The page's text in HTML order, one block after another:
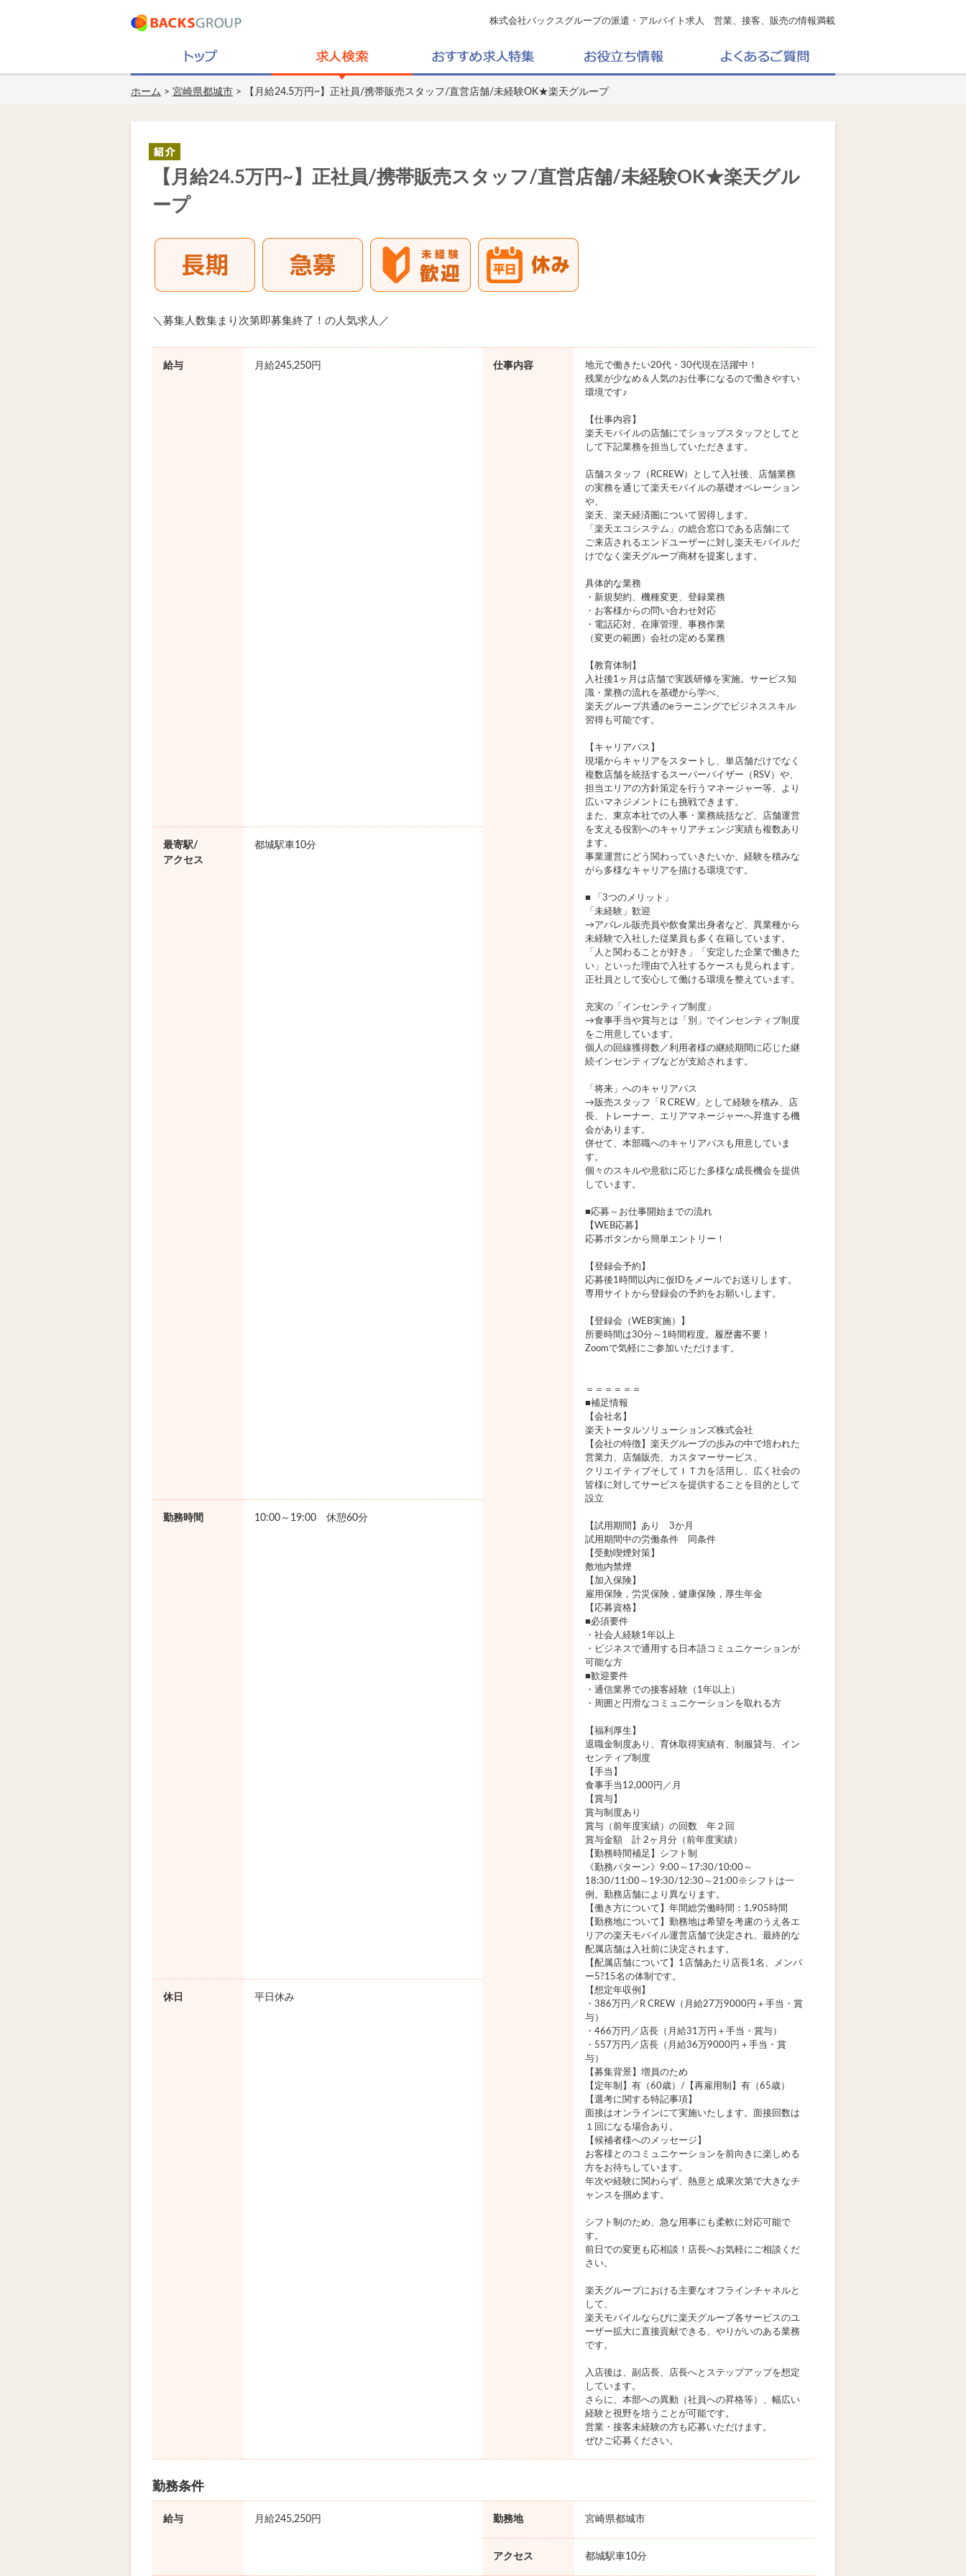
株式会社バックスグループの派遣・アルバイト求人 営業、接客、販売の情報満載
ホーム > 宮崎県都城市 > 【月給24.5万円~】正社員/携帯販売スタッフ/直営店舗/未経験OK★楽天グループ
【月給24.5万円~】正社員/携帯販売スタッフ/直営店舗/未経験OK★楽天グル
ープ
＼募集人数集まり次第即募集終了！の人気求人／
給与 月給245,250円 仕事内容
地元で働きたい20代・30代現在活躍中！
残業が少なめ＆人気のお仕事になるので働きやすい
環境です♪
【仕事内容】
楽天モバイルの店舗にてショップスタッフとしてと
して下記業務を担当していただきます。
店舗スタッフ（RCREW）として入社後、店舗業務
の実務を通じて楽天モバイルの基礎オペレーション
や、
楽天、楽天経済圏について習得します。
「楽天エコシステム」の総合窓口である店舗にて
ご来店されるエンドユーザーに対し楽天モバイルだ
けでなく楽天グループ商材を提案します。
具体的な業務
・新規契約、機種変更、登録業務
・お客様からの問い合わせ対応
・電話応対、在庫管理、事務作業
（変更の範囲）会社の定める業務
【教育体制】
入社後1ヶ月は店舗で実践研修を実施。サービス知
識・業務の流れを基礎から学べ、
楽天グループ共通のeラーニングでビジネススキル
習得も可能です。
【キャリアパス】
現場からキャリアをスタートし、単店舗だけでなく
複数店舗を統括するスーパーバイザー（RSV）や、
担当エリアの方針策定を行うマネージャー等、より
広いマネジメントにも挑戦できます。
また、東京本社での人事・業務統括など、店舗運営
を支える役割へのキャリアチェンジ実績も複数あり
ます。
事業運営にどう関わっていきたいか、経験を積みな
がら多様なキャリアを描ける環境です。
■ 「3つのメリット」
「未経験」歓迎
→アパレル販売員や飲食業出身者など、異業種から
未経験で入社した従業員も多く在籍しています。
「人と関わることが好き」「安定した企業で働きた
い」といった理由で入社するケースも見られます。
正社員として安心して働ける環境を整えています。
充実の「インセンティブ制度」
→食事手当や賞与とは「別」でインセンティブ制度
をご用意しています。
個人の回線獲得数／利用者様の継続期間に応じた継
続インセンティブなどが支給されます。
「将来」へのキャリアパス
→販売スタッフ「R CREW」として経験を積み、店
長、トレーナー、エリアマネージャーへ昇進する機
会があります。
併せて、本部職へのキャリアパスも用意していま
す。
個々のスキルや意欲に応じた多様な成長機会を提供
しています。
■応募～お仕事開始までの流れ
【WEB応募】
応募ボタンから簡単エントリー！
【登録会予約】
応募後1時間以内に仮IDをメールでお送りします。
専用サイトから登録会の予約をお願いします。
【登録会（WEB実施）】
所要時間は30分～1時間程度。履歴書不要！
Zoomで気軽にご参加いただけます。
＝＝＝＝＝＝
■補足情報
【会社名】
楽天トータルソリューションズ株式会社
【会社の特徴】楽天グループの歩みの中で培われた
営業力、店舗販売、カスタマーサービス、
クリエイティブそしてＩＴ力を活用し、広く社会の
皆様に対してサービスを提供することを目的として
設立
【試用期間】あり 3か月
試用期間中の労働条件 同条件
【受動喫煙対策】
敷地内禁煙
【加入保険】
雇用保険，労災保険，健康保険，厚生年金
【応募資格】
■必須要件
・社会人経験1年以上
・ビジネスで通用する日本語コミュニケーションが
可能な方
■歓迎要件
・通信業界での接客経験（1年以上）
・周囲と円滑なコミュニケーションを取れる方
【福利厚生】
退職金制度あり、育休取得実績有、制服貸与、イン
センティブ制度
【手当】
食事手当12,000円／月
【賞与】
賞与制度あり
賞与（前年度実績）の回数 年２回
賞与金額 計 2ヶ月分（前年度実績）
【勤務時間補足】シフト制
《勤務パターン》9:00～17:30/10:00～
18:30/11:00～19:30/12:30～21:00※シフトは一
例。勤務店舗により異なります。
【働き方について】年間総労働時間：1,905時間
【勤務地について】勤務地は希望を考慮のうえ各エ
リアの楽天モバイル運営店舗で決定され、最終的な
配属店舗は入社前に決定されます。
【配属店舗について】1店舗あたり店長1名、メンバ
ー5?15名の体制です。
【想定年収例】
・386万円／R CREW（月給27万9000円＋手当・賞
与）
・466万円／店長（月給31万円＋手当・賞与）
・557万円／店長（月給36万9000円＋手当・賞
与）
【募集背景】増員のため
【定年制】有（60歳）/【再雇用制】有（65歳）
【選考に関する特記事項】
面接はオンラインにて実施いたします。面接回数は
１回になる場合あり。
【候補者様へのメッセージ】
お客様とのコミュニケーションを前向きに楽しめる
方をお待ちしています。
年次や経験に関わらず、熱意と成果次第で大きなチ
ャンスを掴めます。
シフト制のため、急な用事にも柔軟に対応可能で
す。
前日での変更も応相談！店長へお気軽にご相談くだ
さい。
楽天グループにおける主要なオフラインチャネルと
して、
楽天モバイルならびに楽天グループ各サービスのユ
ーザー拡大に直接貢献できる、やりがいのある業務
です。
入店後は、副店長、店長へとステップアップを想定
しています。
さらに、本部への異動（社員への昇格等）、幅広い
経験と視野を培うことが可能です。
営業・接客未経験の方も応募いただけます。
ぜひご応募ください。
最寄駅/
アクセス
都城駅車10分
勤務時間 10:00～19:00 休憩60分
休日 平日休み
勤務条件
給与 月給245,250円 勤務地 宮崎県都城市
アクセス 都城駅車10分